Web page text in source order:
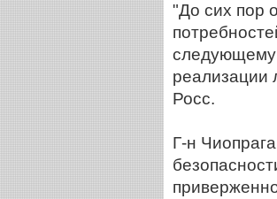
"До сих пор
следующему
реализации
Росс.
Г-н